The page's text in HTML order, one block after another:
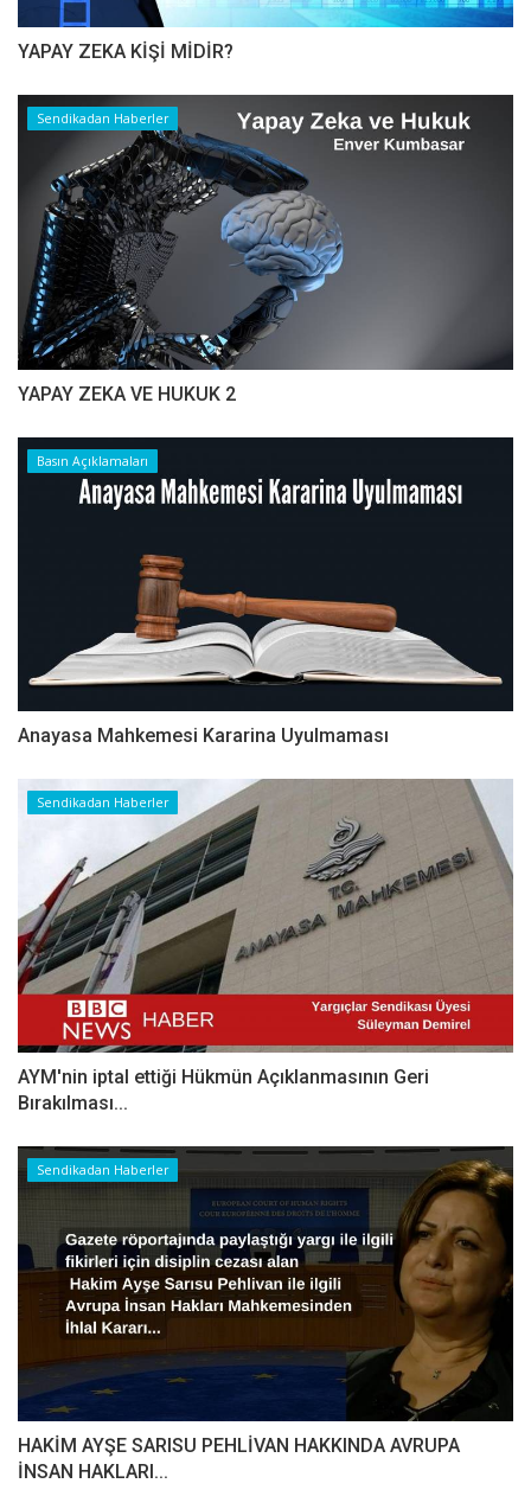
YAPAY ZEKA KİŞİ MİDİR?
Sendikadan Haberler
YAPAY ZEKA VE HUKUK 2
Basın Açıklamaları
Anayasa Mahkemesi Kararina Uyulmaması
Sendikadan Haberler
AYM'nin iptal ettiği Hükmün Açıklanmasının Geri
Bırakılması...
Sendikadan Haberler
HAKİM AYŞE SARISU PEHLİVAN HAKKINDA AVRUPA
İNSAN HAKLARI...